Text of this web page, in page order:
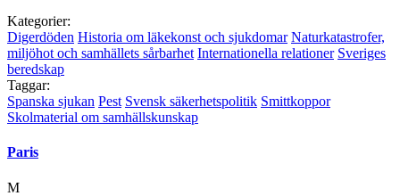
Kategorier:
Digerdöden Historia om läkekonst och sjukdomar Naturkatastrofer,
miljöhot och samhällets sårbarhet Internationella relationer Sveriges
beredskap
Taggar:
Spanska sjukan Pest Svensk säkerhetspolitik Smittkoppor
Skolmaterial om samhällskunskap
Paris
M